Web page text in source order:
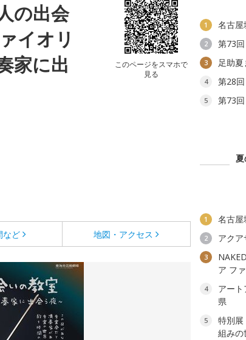
の出会
イオリ
家に出
このページをスマホで
見る
など 地図・アクセス
1 名古屋
2 第73
3 足助
4 第28
5
第73
1 名古屋
2 アク
3
ア フ
4
アー
県
5
特別展
組みの